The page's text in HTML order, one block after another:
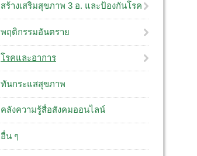
สร้างเสริมสุขภาพ 3 อ. ​และป้องกันโรค
พฤติกรรมอันตราย
โรคและอาการ
ทันกระแสสุขภาพ
คลังความรู้สื่อสังคมออนไลน์
อื่น ๆ